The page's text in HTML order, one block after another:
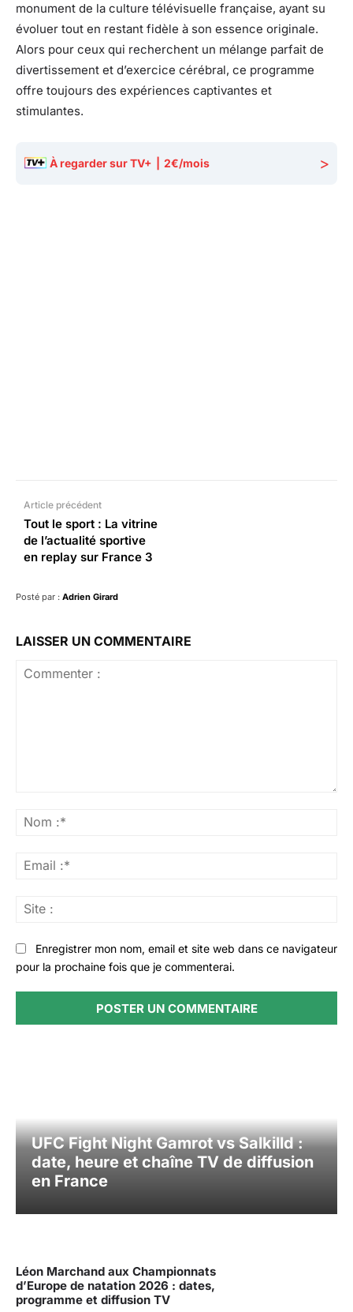
monument de la culture télévisuelle française, ayant su
évoluer tout en restant fidèle à son essence originale.
Alors pour ceux qui recherchent un mélange parfait de
divertissement et d’exercice cérébral, ce programme
offre toujours des expériences captivantes et
stimulantes.
À regarder sur TV+ 2€/mois >
Article précédent
Tout le sport : La vitrine
de l’actualité sportive
en replay sur France 3
Posté par : Adrien Girard
LAISSER UN COMMENTAIRE
Enregistrer mon nom, email et site web dans ce navigateur
pour la prochaine fois que je commenterai.
UFC Fight Night Gamrot vs Salkilld :
date, heure et chaîne TV de diffusion
en France
Léon Marchand aux Championnats
d’Europe de natation 2026 : dates,
programme et diffusion TV